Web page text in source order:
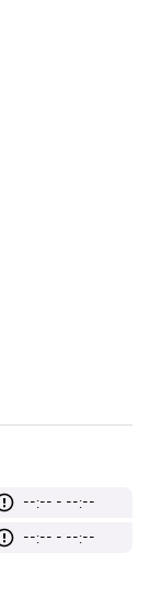
--:-- - --:--
--:-- - --:--